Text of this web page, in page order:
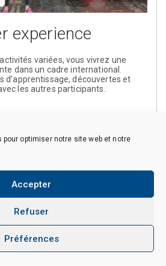
optimiser notre site web et notre
Accepter
Refuser
Préférences
experience
variées, vous vivrez une
dans un cadre international.
d’apprentissage, découvertes et
les autres participants.
du CNRS. Tous droits réservés.
(EU)
Politique de confidentialité
des données personnelles